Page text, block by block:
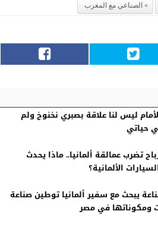
الصناعي مع المغرب
ليس لنا علاقة بصبري نخنوخ ولم
حياتي
تضرب عمالقة ألمانيا.. ماذا يحدث
الألمانية؟
يبحث مع سفير ألمانيا توطين صناعة
ومكوناتها في مصر